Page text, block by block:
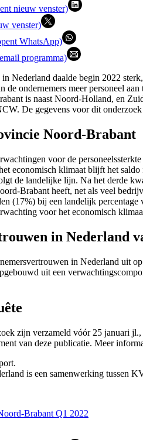
nieuw venster)
venster)
WhatsApp)
programma)
Nederland daalde begin 2022
de ondernemers meer personeel
is naast Noord-Holland, en
De gegevens voor dit
Noord-Brabant
voor de
economisch klimaat blijft het
de landelijke lijn. Na het derde
Brabant heeft, net als veel
(17%) bij een landelijk
voor het economisch
in Nederland
in Nederland uit
uit een
zijn verzameld vóór 25 januari
van deze publicatie. Meer
is een samenwerking tussen
Brabant Q1 2022